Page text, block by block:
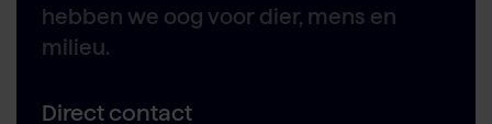
hebben we oog voor dier, mens en
milieu.
Direct contact